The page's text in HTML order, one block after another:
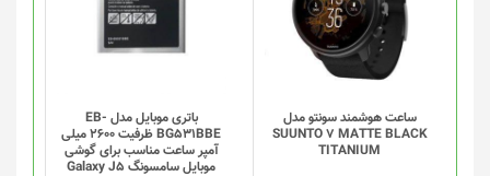
ساعت هوشمند سونتو مدل
SUUNTO 7 MATTE BLACK
TITANIUM
باتری موبایل مدل EB-
BG531BBE ظرفیت 2600 میلی
آمپر ساعت مناسب برای گوشی
موبایل سامسونگ Galaxy J5